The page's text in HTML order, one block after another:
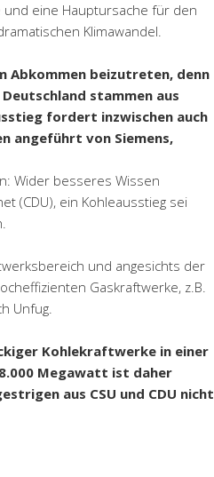
und eine Hauptursache für den
Klimawandel.
Abkommen beizutreten, denn
stammen aus
fordert inzwischen auch
angeführt von Siemens,
Wider besseres Wissen
(CDU), ein Kohleausstieg sei
und angesichts der
Gaskraftwerke, z.B.
Unfug.
Kohlekraftwerke in einer
Megawatt ist daher
aus CSU und CDU nicht